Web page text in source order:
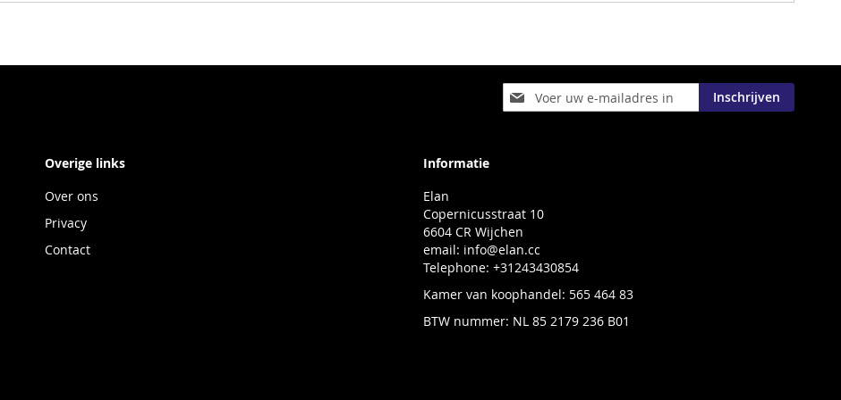
Abonneer
u
Inschrijven
Overige links
Over ons
Privacy
Contact
Informatie
Elan
Copernicusstraat 10
6604 CR Wijchen
email: info@elan.cc
Telephone: +31243430854
Kamer van koophandel: 565 464 83
BTW nummer: NL 85 2179 236 B01